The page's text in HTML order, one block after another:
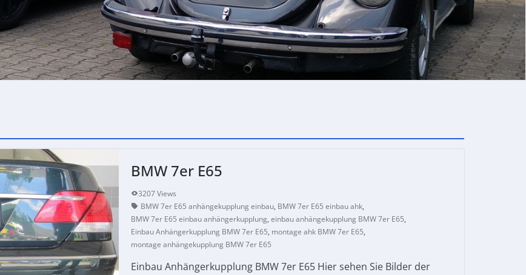
BMW 7er E65
3207 Views
BMW 7er E65 anhängekupplung einbau, BMW 7er E65 einbau ahk,
BMW 7er E65 einbau anhängerkupplung, einbau anhängekupplung BMW 7er E65,
Einbau Anhängerkupplung BMW 7er E65, montage ahk BMW 7er E65,
montage anhängekupplung BMW 7er E65
Einbau Anhängerkupplung BMW 7er E65 Hier sehen Sie Bilder der